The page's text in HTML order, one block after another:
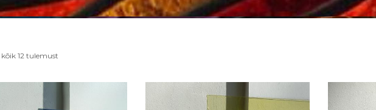
12 tulemust
average